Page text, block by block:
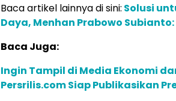
Baca artikel lainnya di sini: Solusi
Daya, Menhan Prabowo
Baca Juga:
Ingin Tampil di Media Ekonomi
Persrilis.com Siap Publikasikan